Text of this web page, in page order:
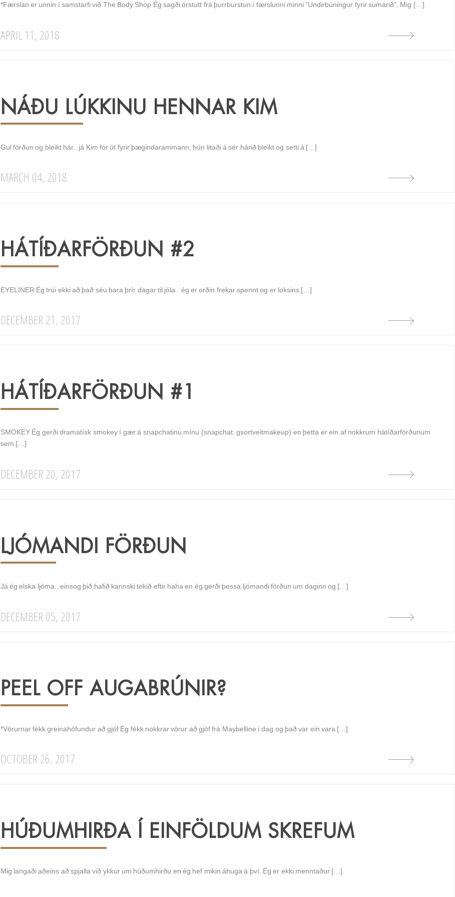
*Færslan er unnin í samstarfi við The Body Shop Ég sagði örstutt frá þurrburstun í færslunni minni “Undirbúningur fyrir sumarið”. Mig […]
APRIL 11, 2018
NÁÐU LÚKKINU HENNAR KIM
Gul förðun og bleikt hár.. já Kim fór út fyrir þægindarammann, hún litaði á sér hárið bleikt og setti á […]
MARCH 04, 2018
HÁTÍÐARFÖRÐUN #2
EYELINER Ég trúi ekki að það séu bara þrír dagar til jóla.. ég er orðin frekar spennt og er loksins […]
DECEMBER 21, 2017
HÁTÍÐARFÖRÐUN #1
SMOKEY Ég gerði dramatísk smokey í gær á snapchatinu mínu (snapchat: gsortveitmakeup) en þetta er ein af nokkrum hátíðarförðunum
sem […]
DECEMBER 20, 2017
LJÓMANDI FÖRÐUN
Já ég elska ljóma.. einsog þið hafið kannski tekið eftir haha en ég gerði þessa ljómandi förðun um daginn og […]
DECEMBER 05, 2017
PEEL OFF AUGABRÚNIR?
*Vörurnar fékk greinahöfundur að gjöf Ég fékk nokkrar vörur að gjöf frá Maybelline í dag og það var ein vara […]
OCTOBER 26, 2017
HÚÐUMHIRÐA Í EINFÖLDUM SKREFUM
Mig langaði aðeins að spjalla við ykkur um húðumhirðu en ég hef mikin áhuga á því. Ég er ekki menntaður […]